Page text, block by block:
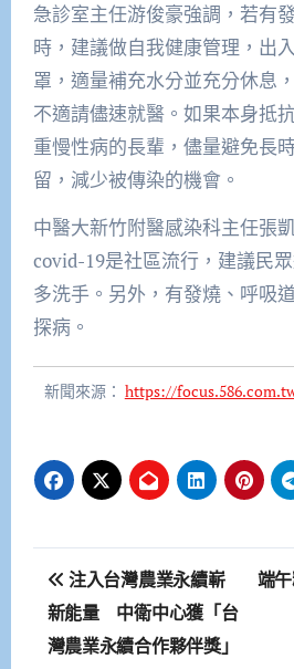
急診室主任游俊豪強調，若有
時，建議做自我健康管理，出
罩，適量補充水分並充分休息
不適請儘速就醫。如果本身抵
重慢性病的長輩，儘量避免長
留，減少被傳染的機會。
中醫大新竹附醫感染科主任張
covid-19是社區流行，建議民
多洗手。另外，有發燒、呼吸
探病。
新聞來源： https://
文
章
導
注入台灣農業永續嶄
新能量 中衛中心獲「台
灣農業永續合作夥伴獎」
端